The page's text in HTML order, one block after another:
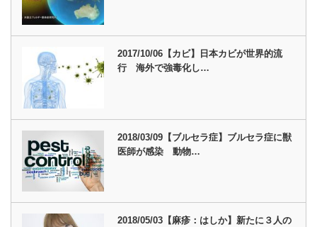
2017/10/06【カビ】日本カビが世界的流
行 海外で強毒化し…
2018/03/09【ブルセラ症】ブルセラ症に獣
医師が感染 動物…
2018/05/03【麻疹：はしか】新たに３人の